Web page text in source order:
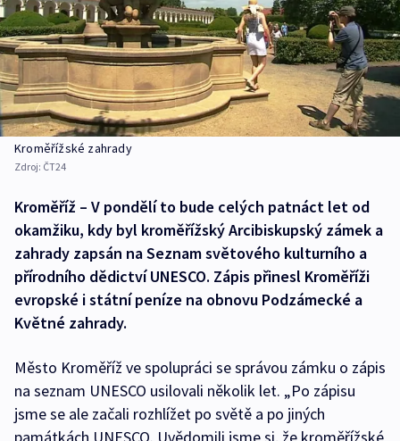
Kroměřížské zahrady
Zdroj: ČT24
Kroměříž – V pondělí to bude celých patnáct let od
okamžiku, kdy byl kroměřížský Arcibiskupský zámek a
zahrady zapsán na Seznam světového kulturního a
přírodního dědictví UNESCO. Zápis přinesl Kroměříži
evropské i státní peníze na obnovu Podzámecké a
Květné zahrady.
Město Kroměříž ve spolupráci se správou zámku o zápis
na seznam UNESCO usilovali několik let. „Po zápisu
jsme se ale začali rozhlížet po světě a po jiných